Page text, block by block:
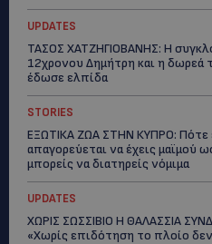
UPDATES
ΤΑΣΟΣ ΧΑΤΖΗΓΙΟΒΑΝΗΣ: Η
12χρονου Δημήτρη και η
έδωσε ελπίδα
STORIES
ΕΞΩΤΙΚΑ ΖΩΑ ΣΤΗΝ ΚΥΠΡΟ: Πότε
απαγορεύεται να έχεις μαϊμού
μπορείς να διατηρείς νόμιμα
UPDATES
ΧΩΡΙΣ ΣΩΣΣΙΒΙΟ Η ΘΑΛΑΣΣΙΑ
«Χωρίς επιδότηση το πλοίο